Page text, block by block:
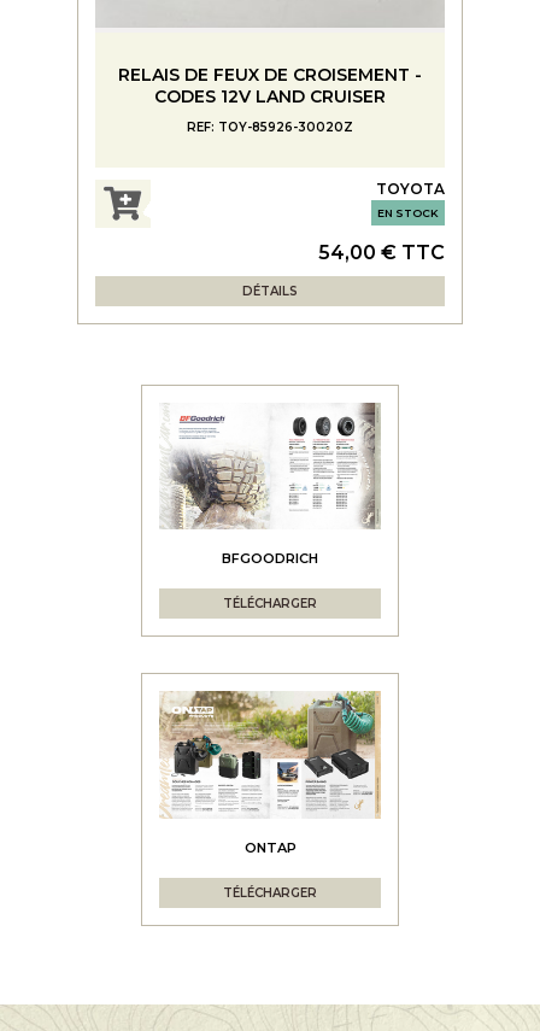
RELAIS DE FEUX DE CROISEMENT -
CODES 12V LAND CRUISER
REF: TOY-85926-30020Z
TOYOTA
EN STOCK
54,00 € TTC
DÉTAILS
BFGOODRICH
TÉLÉCHARGER
ONTAP
TÉLÉCHARGER